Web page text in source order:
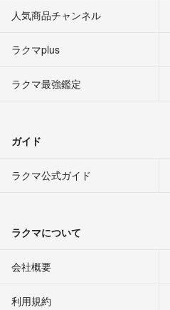
人気商品チャンネル
ラクマplus
ラクマ最強鑑定
ガイド
ラクマ公式ガイド
ラクマについて
会社概要
利用規約